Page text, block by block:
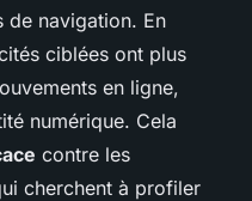
de navigation. En
ciblées ont plus
en ligne,
numérique. Cela
contre les
cherchent à profiler